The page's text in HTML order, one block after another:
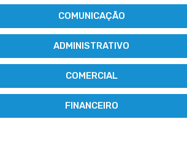
COMUNICAÇÃO
ADMINISTRATIVO
COMERCIAL
FINANCEIRO